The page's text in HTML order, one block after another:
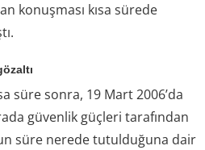
konuşması kısa sürede
süre sonra, 19 Mart 2006’da
güvenlik güçleri tarafından
süre nerede tutulduğuna dair